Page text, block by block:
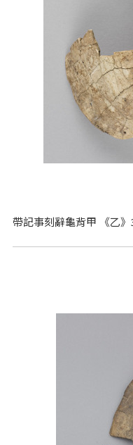
帶記事刻辭龜背甲 《乙